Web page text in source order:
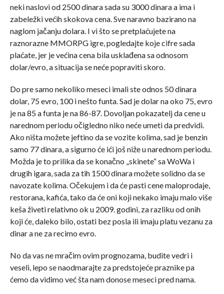
neki naslovi od 2500 dinara sada su 3000 dinara a ima i
zabeležki većih skokova cena. Sve naravno bazirano na
naglom jačanju dolara. I vi što se pretplaćujete na
raznorazne MMORPG igre, pogledajte koje cifre sada
plaćate, jer je većina cena bila usklađena sa odnosom
dolar/evro, a situacija se neće popraviti skoro.
Do pre samo nekoliko meseci imali ste odnos 50 dinara
dolar, 75 evro, 100 i nešto funta. Sad je dolar na oko 75, evro
je na 85 a funta je na 86-87. Dovoljan pokazatelj da cene u
narednom periodu očigledno niko neće umeti da predvidi.
Ako ništa možete jeftino da se vozite kolima, sad je benzin
samo 77 dinara, a sigurno će ići još niže u narednom periodu.
Možda je to prilika da se konačno „skinete“ sa WoWa i
drugih igara, sada za tih 1500 dinara možete solidno da se
navozate kolima. Očekujem i da će pasti cene maloprodaje,
restorana, kafića, tako da će oni koji nekako imaju malo više
keša živeti relativno ok u 2009. godini, za razliku od onih
koji će, daleko bilo, ostati bez posla ili imaju platu vezanu za
dinar a ne za recimo evro.
No da vas ne mračim ovim prognozama, budite vedri i
veseli, lepo se naodmarajte za predstojeće praznike pa
ćemo da vidimo već šta nam donose meseci pred nama.